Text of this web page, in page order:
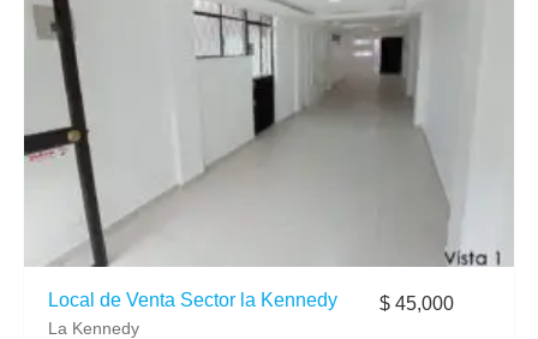
Local de Venta Sector la Kennedy $ 45,000
La Kennedy